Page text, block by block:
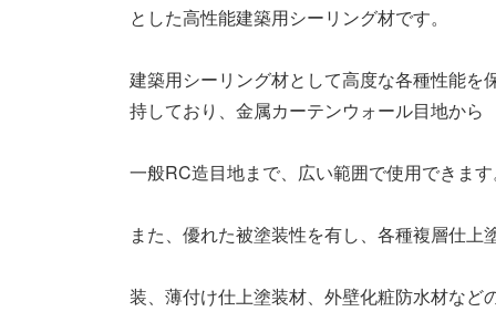
とした高性能建築用シーリング材です。
建築用シーリング材として高度な各種性能
持しており、金属カーテンウォール目地から
一般RC造目地まで、広い範囲で使用できます
また、優れた被塗装性を有し、各種複層仕上
装、薄付け仕上塗装材、外壁化粧防水材など